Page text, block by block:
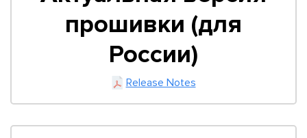
прошивки (для
России)
Release Notes